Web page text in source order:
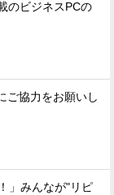
のビジネスPCの
ご協力をお願いし
」みんなが"リピ